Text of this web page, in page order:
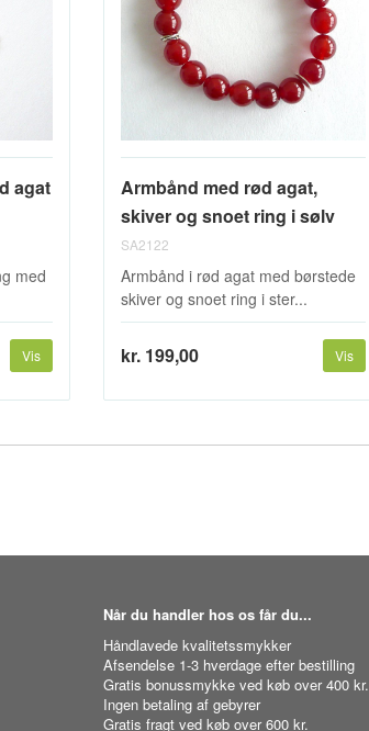
agat
med
Vis
Armbånd med rød agat,
skiver og snoet ring i sølv
SA2122
Armbånd i rød agat med børstede
skiver og snoet ring i ster...
kr. 199,00 Vis
Når du handler hos os får du...
Håndlavede kvalitetssmykker
Afsendelse 1-3 hverdage efter bestilling
Gratis bonussmykke ved køb over 400 kr.
Ingen betaling af gebyrer
Gratis fragt ved køb over 600 kr.